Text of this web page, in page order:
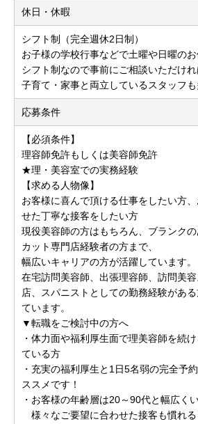
休日・休暇
シフト制（完全週休2日制）
お子様の学校行事などで土曜や日曜のお
シフト制なので事前にご相談いただけれ
子育て・家事と両立しているスタッフも
応募条件
【必須条件】
理容師免許もしくは美容師免許
★理・美容室での実務経験
【求める人物像】
お客様に喜んで頂ける仕事をしたい方
せた丁寧な接客をしたい方
現役美容師の方はもちろん、ブランク
カット専門店経験者の方まで、
幅広いキャリアの方が活躍しています。
在宅訪問美容師、出張理容師、訪問美
店、スパニストとしての勤務経験があ
ています。
▼転職をご検討中の方へ
・体力面や福利厚生面で理美容師を続
ている方
・充実の福利厚生と1日5名弱の完全予
ススメです！
・お客様の年齢層は20～90代と幅広く
様々なご要望に合わせた接客も慣れ